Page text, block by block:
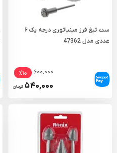
ست تیغ فرز مینیاتوری درجه یک ۶
عددی مدل 47362
۶۰۰,۰۰۰ ٪۱۰
۵۴۰,۰۰۰ تومان